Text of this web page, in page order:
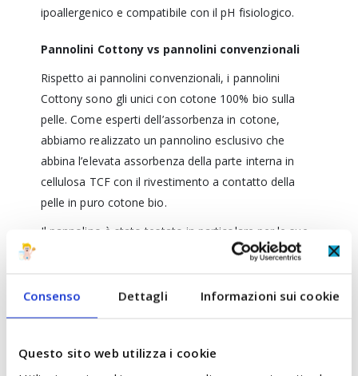
Consenso Dettagli Informazioni sui cookie
Questo sito web utilizza i cookie
ipoallergenico e compatibile con il pH fisiologico.
Pannolini Cottony vs pannolini convenzionali
Rispetto ai pannolini convenzionali, i pannolini
Cottony sono gli unici con cotone 100% bio sulla
pelle. Come esperti dell’assorbenza in cotone,
abbiamo realizzato un pannolino esclusivo che
abbina l’elevata assorbenza della parte interna in
cellulosa TCF con il rivestimento a contatto della
pelle in puro cotone bio.
Il pannolino è stato testato in particolare per le sue
caratteristiche traspiranti che lo rendono ideale per
contatto sulla pelle del bambino.
COMPOSIZIONE